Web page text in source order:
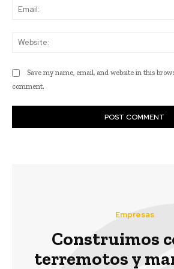
Save my name, email, and website in this
comment.